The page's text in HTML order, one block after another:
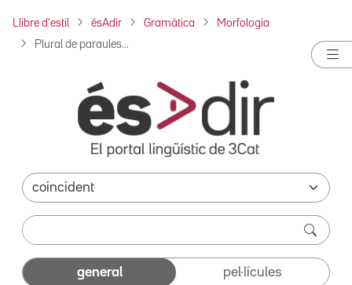
Llibre d'estil ésAdir Gramàtica Morfologia
Plural de paraules...
general pel·lícules